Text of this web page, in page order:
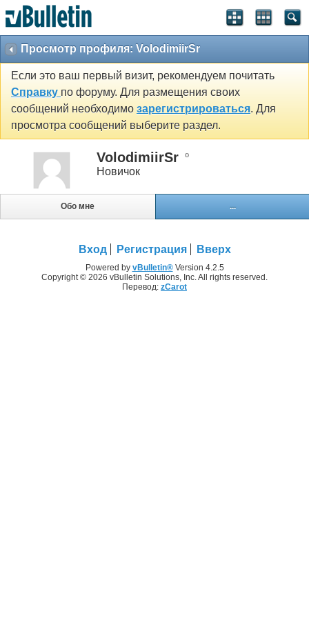
Просмотр профиля: VolodimiirSr
Если это ваш первый визит, рекомендуем почитать
Справку по форуму. Для размещения своих
сообщений необходимо зарегистрироваться. Для
просмотра сообщений выберите раздел.
VolodimiirSr
Новичок
Обо мне ...
Вход Регистрация Вверх
Powered by vBulletin®Version 4.2.5
Copyright © 2026 vBulletin Solutions, Inc. All rights reserved.
Перевод: zCarot